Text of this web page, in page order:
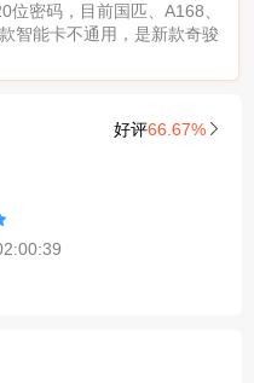
位密码，目前国匹、A168、
智能卡不通用，是新款奇骏
好评66.67%